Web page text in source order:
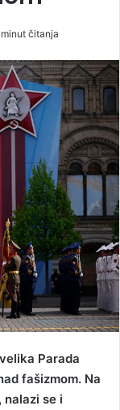
minut čitanja
Parada
fašizmom. Na
nalazi se i